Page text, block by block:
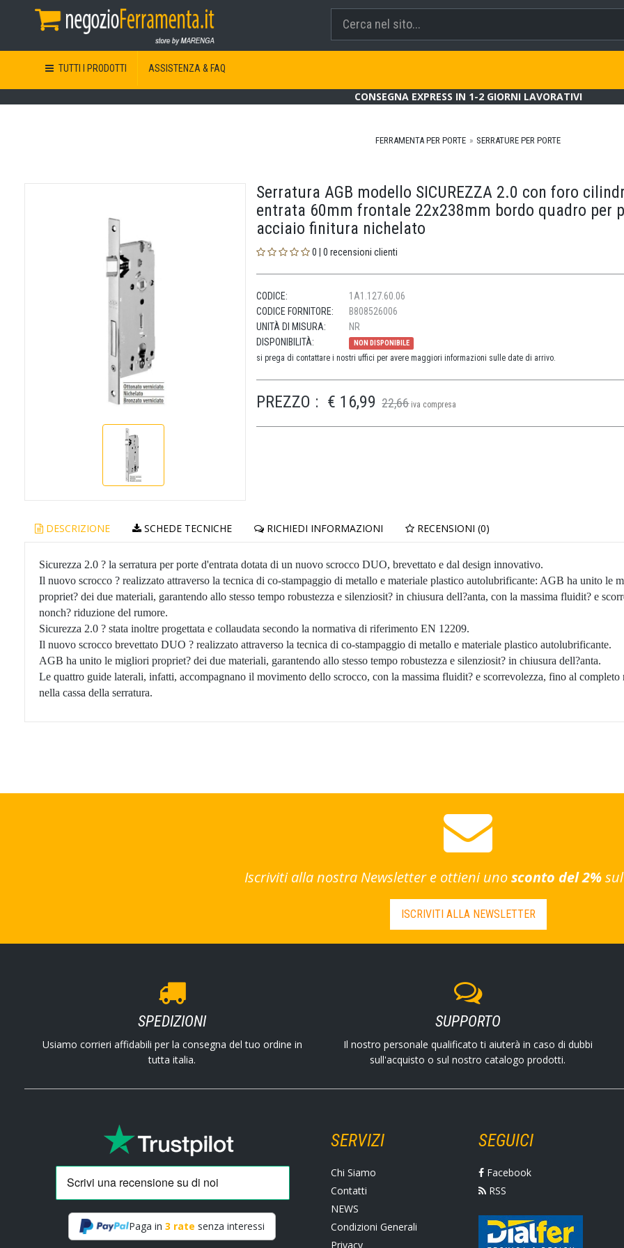
TUTTI I PRODOTTI ASSISTENZA & FAQ
CONSEGNA EXPRESS IN 1-2 GIORNI LAVORATIVI
FERRAMENTA PER PORTE SERRATURE PER PORTE
Serratura AGB modello SICUREZZA 2.0 con foro
entrata 60mm frontale 22x238mm bordo quadro per
acciaio finitura nichelato
0 | 0 recensioni clienti
CODICE:
1A1.127.60.06
CODICE FORNITORE:
B808526006
UNITÀ DI MISURA:
NR
DISPONIBILITÀ:
NON DISPONIBILE
si prega di contattare i nostri uffici per avere maggiori informazioni sulle date di arrivo.
PREZZO : € 16,99 22,66 iva compresa
DESCRIZIONE SCHEDE TECNICHE RICHIEDI INFORMAZIONI RECENSIONI (0)
Sicurezza 2.0 ? la serratura per porte d'entrata dotata di un nuovo scrocco DUO, brevettato e dal design innovativo.
Il nuovo scrocco ? realizzato attraverso la tecnica di co-stampaggio di metallo e materiale plastico autolubrificante: AGB ha unito le
propriet? dei due materiali, garantendo allo stesso tempo robustezza e silenziosit? in chiusura dell?anta, con la massima fluidit? e
nonch? riduzione del rumore.
Sicurezza 2.0 ? stata inoltre progettata e collaudata secondo la normativa di riferimento EN 12209.
Il nuovo scrocco brevettato DUO ? realizzato attraverso la tecnica di co-stampaggio di metallo e materiale plastico autolubrificante.
AGB ha unito le migliori propriet? dei due materiali, garantendo allo stesso tempo robustezza e silenziosit? in chiusura dell?anta.
Le quattro guide laterali, infatti, accompagnano il movimento dello scrocco, con la massima fluidit? e scorrevolezza, fino al completo
nella cassa della serratura.
Iscriviti alla nostra Newsletter e ottieni unosconto del 2%
ISCRIVITI ALLA NEWSLETTER
SPEDIZIONI
Usiamo corrieri affidabili per la consegna del tuo ordine in
tutta italia.
SUPPORTO
Il nostro personale qualificato ti aiuterà in caso di dubbi
sull'acquisto o sul nostro catalogo prodotti.
Paga in3 rate senza interessi
SERVIZI
Chi Siamo
Contatti
NEWS
Condizioni Generali
Privacy
SEGUICI
Facebook
RSS